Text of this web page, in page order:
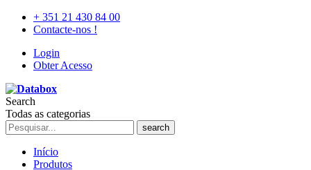
+ 351 21 430 84 00
Contacte-nos !
Login
Obter Acesso
Search
Todas as categorias
search
Início
Produtos